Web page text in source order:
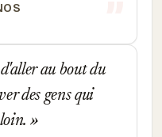
au bout du
des gens qui